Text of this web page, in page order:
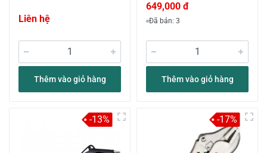
Liên hệ
Thêm vào giỏ hàng
649,000 đ
Đã bán: 3
Thêm vào giỏ hàng
-13% -17%